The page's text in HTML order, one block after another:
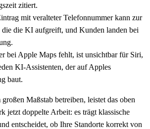
zitiert.
mit veralteter Telefonnummer kann zur
die KI aufgreift, und Kunden landen bei
bei Apple Maps fehlt, ist unsichtbar für Siri,
KI-Assistenten, der auf Apples
baut.
Maßstab betreiben, leistet das oben
jetzt doppelte Arbeit: es trägt klassische
entscheidet, ob Ihre Standorte korrekt von